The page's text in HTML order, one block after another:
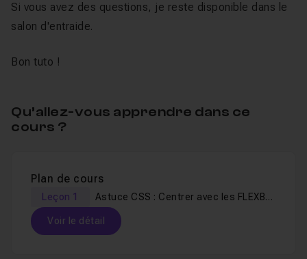
Si vous avez des questions, je reste disponible dans le
salon d'entraide.
Bon tuto !
Qu’allez-vous apprendre dans ce
cours ?
Plan de cours
Leçon 1 Astuce CSS : Centrer avec les FLEXBOX
Voir le détail